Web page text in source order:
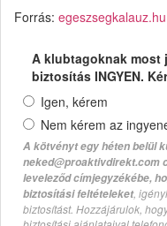
Forrás: egeszsegkalauz.hu
A klubtagoknak most
biztosítás INGYEN.
Igen, kérem
Nem kérem az
A kötvényt egy héten belül
neked@proaktivdirekt.com
leveleződ címjegyzékébe,
biztosítási feltételeket,
biztosítást. Hozzájárulok,